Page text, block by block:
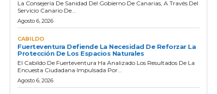
La Consejería De Sanidad Del Gobierno De Canarias, A Través Del
Servicio Canario De...
Agosto 6, 2026
CABILDO
Fuerteventura Defiende La Necesidad De Reforzar La
Protección De Los Espacios Naturales
El Cabildo De Fuerteventura Ha Analizado Los Resultados De La
Encuesta Ciudadana Impulsada Por...
Agosto 6, 2026